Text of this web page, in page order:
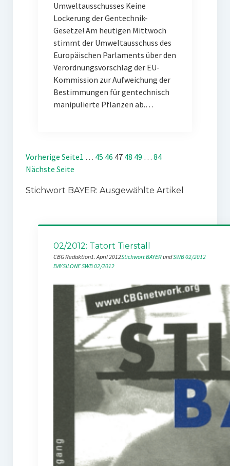
Umweltausschusses Keine
Lockerung der Gentechnik-
Gesetze! Am heutigen Mittwoch
stimmt der Umweltausschuss des
Europäischen Parlaments über den
Verordnungsvorschlag der EU-
Kommission zur Aufweichung der
Bestimmungen für gentechnisch
manipulierte Pflanzen ab.…
Vorherige Seite1 … 45 46 47 48 49 … 84
Nächste Seite
Stichwort BAYER: Ausgewählte Artikel
02/2012: Tatort Tierstall
CBG Redaktion1. April 2012Stichwort BAYER und SWB 02/2012
BAYSILONESWB 02/2012